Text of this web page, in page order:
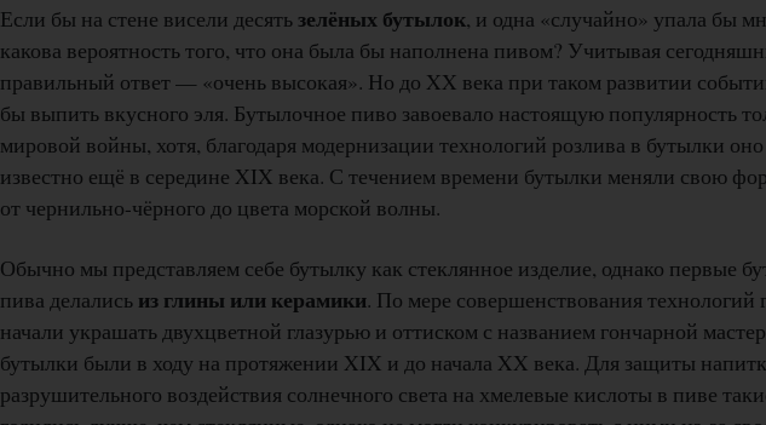
Если бы на стене висели десять зелёных бутылок, и одна «случайно» упала бы
какова вероятность того, что она была бы наполнена пивом? Учитывая
правильный ответ — «очень высокая». Но до XX века при таком развитии
бы выпить вкусного эля. Бутылочное пиво завоевало настоящую популярность
мировой войны, хотя, благодаря модернизации технологий розлива в бутылки
известно ещё в середине XIX века. С течением времени бутылки меняли свою
от чернильно-чёрного до цвета морской волны.
Обычно мы представляем себе бутылку как стеклянное изделие, однако первые
пива делались из глины или керамики. По мере совершенствования технологий
начали украшать двухцветной глазурью и оттиском с названием гончарной
бутылки были в ходу на протяжении XIX и до начала XX века. Для защиты
разрушительного воздействия солнечного света на хмелевые кислоты в пиве